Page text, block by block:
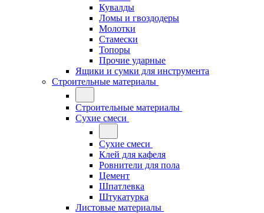
Кувалды
Ломы и гвоздодеры
Молотки
Стамески
Топоры
Прочие ударные
Ящики и сумки для инструмента
Строительные материалы
Строительные материалы
Сухие смеси
Сухие смеси
Клей для кафеля
Ровнители для пола
Цемент
Шпатлевка
Штукатурка
Листовые материалы